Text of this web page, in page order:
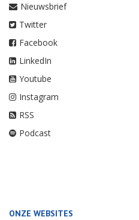
Nieuwsbrief
Twitter
Facebook
LinkedIn
Youtube
Instagram
RSS
Podcast
ONZE WEBSITES